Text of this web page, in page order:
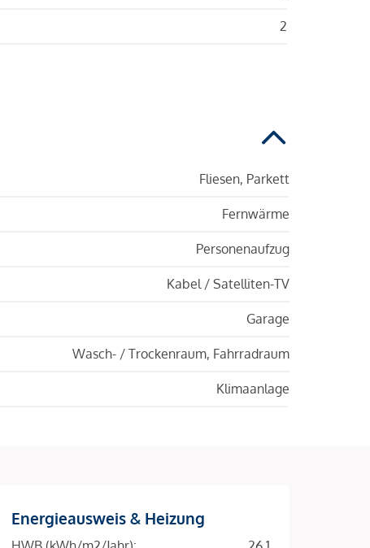
2
Fliesen, Parkett
Fernwärme
Personenaufzug
Kabel / Satelliten-TV
Garage
Wasch- / Trockenraum, Fahrradraum
Klimaanlage
Energieausweis & Heizung